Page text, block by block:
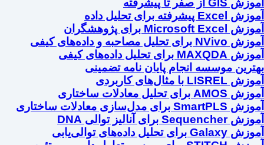
آموزش GIS از صفر تا پیشرفته
آموزش Excel پیشرفته برای تحلیل داده
آموزش Microsoft Excel برای پژوهشگران
آموزش NVivo برای تحلیل مصاحبه و داده‌های کیفی
آموزش MAXQDA برای تحلیل داده‌های کیفی
بهترین موسسه انجام پایان نامه تضمینی
آموزش LISREL با مثال‌های کاربردی
آموزش AMOS برای تحلیل معادلات ساختاری
آموزش SmartPLS برای مدل‌سازی معادلات ساختاری
آموزش Sequencher برای آنالیز توالی DNA
آموزش Galaxy برای تحلیل داده‌های توالی‌یابی